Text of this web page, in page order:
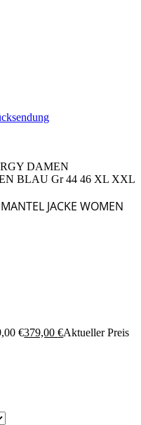
DAMEN
BLAU Gr 44 46 XL XXL
JACKE WOMEN
€379,00€Aktueller Preis